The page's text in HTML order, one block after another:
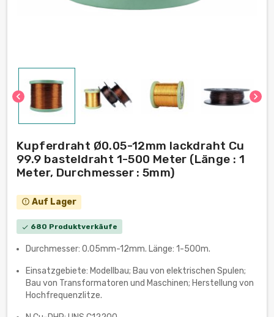
chevron_left chevron_right
Kupferdraht Ø0.05-12mm lackdraht Cu
99.9 basteldraht 1-500 Meter (Länge : 1
Meter, Durchmesser : 5mm)
error_outline Auf Lager
check 680 Produktverkäufe
Durchmesser: 0.05mm-12mm. Länge: 1-500m.
Einsatzgebiete: Modellbau; Bau von elektrischen Spulen;
Bau von Transformatoren und Maschinen; Herstellung von
Hochfrequenzlitze.